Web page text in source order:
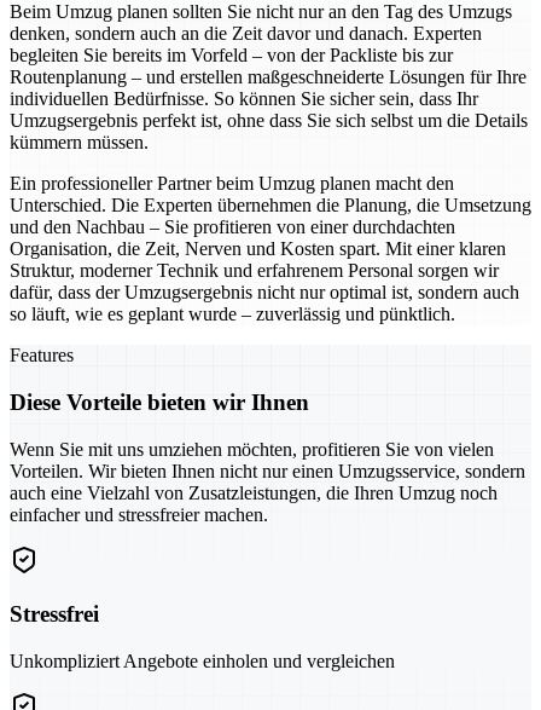
Beim Umzug planen sollten Sie nicht nur an den Tag des Umzugs
denken, sondern auch an die Zeit davor und danach. Experten
begleiten Sie bereits im Vorfeld – von der Packliste bis zur
Routenplanung – und erstellen maßgeschneiderte Lösungen für Ihre
individuellen Bedürfnisse. So können Sie sicher sein, dass Ihr
Umzugsergebnis perfekt ist, ohne dass Sie sich selbst um die Details
kümmern müssen.
Ein professioneller Partner beim Umzug planen macht den
Unterschied. Die Experten übernehmen die Planung, die Umsetzung
und den Nachbau – Sie profitieren von einer durchdachten
Organisation, die Zeit, Nerven und Kosten spart. Mit einer klaren
Struktur, moderner Technik und erfahrenem Personal sorgen wir
dafür, dass der Umzugsergebnis nicht nur optimal ist, sondern auch
so läuft, wie es geplant wurde – zuverlässig und pünktlich.
Features
Diese Vorteile bieten wir Ihnen
Wenn Sie mit uns umziehen möchten, profitieren Sie von vielen
Vorteilen. Wir bieten Ihnen nicht nur einen Umzugsservice, sondern
auch eine Vielzahl von Zusatzleistungen, die Ihren Umzug noch
einfacher und stressfreier machen.
Stressfrei
Unkompliziert Angebote einholen und vergleichen